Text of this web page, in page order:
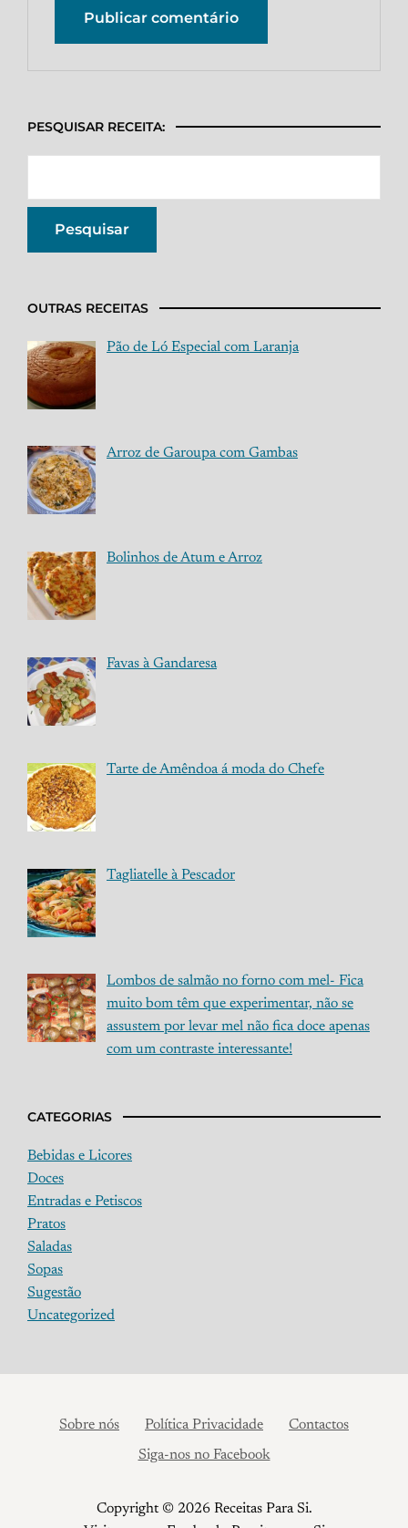
PESQUISAR RECEITA:
OUTRAS RECEITAS
Pão de Ló Especial com Laranja
Arroz de Garoupa com Gambas
Bolinhos de Atum e Arroz
Favas à Gandaresa
Tarte de Amêndoa á moda do Chefe
Tagliatelle à Pescador
Lombos de salmão no forno com mel- Fica
muito bom têm que experimentar, não se
assustem por levar mel não fica doce apenas
com um contraste interessante!
CATEGORIAS
Bebidas e Licores
Doces
Entradas e Petiscos
Pratos
Saladas
Sopas
Sugestão
Uncategorized
Copyright © 2026 Receitas Para Si.
Sobre nós Política Privacidade Contactos
Siga-nos no Facebook